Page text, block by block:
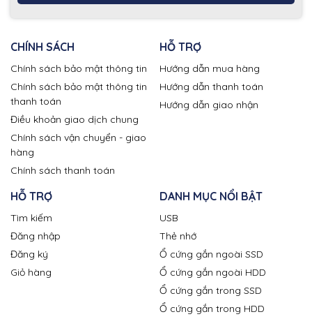
CHÍNH SÁCH
Chính sách bảo mật thông tin
Chính sách bảo mật thông tin
thanh toán
Điều khoản giao dịch chung
Chính sách vận chuyển - giao
hàng
Chính sách thanh toán
HỖ TRỢ
Hướng dẫn mua hàng
Hướng dẫn thanh toán
Hướng dẫn giao nhận
HỖ TRỢ
Tìm kiếm
Đăng nhập
Đăng ký
Giỏ hàng
DANH MỤC NỔI BẬT
USB
Thẻ nhớ
Ổ cứng gắn ngoài SSD
Ổ cứng gắn ngoài HDD
Ổ cứng gắn trong SSD
Ổ cứng gắn trong HDD